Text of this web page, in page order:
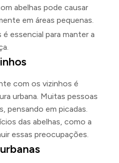
abelhas pode causar
em áreas pequenas.
essencial para manter a
com os vizinhos é
urbana. Muitas pessoas
pensando em picadas.
das abelhas, como a
essas preocupações.